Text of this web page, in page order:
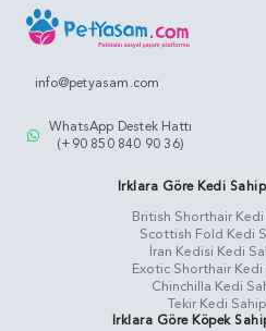
info@petyasam.com
WhatsApp Destek Hattı
(+90 850 840 90 36)
Irklara Göre Kedi
British Shorthair
Scottish Fold Kedi
İran Kedisi Kedi
Exotic Shorthair
Chinchilla Kedi
Tekir Kedi
Irklara Göre Köpek